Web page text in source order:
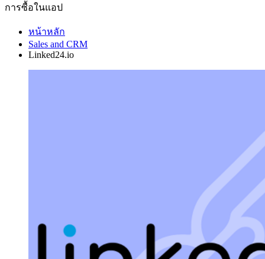
การซื้อในแอป
หน้าหลัก
Sales and CRM
Linked24.io